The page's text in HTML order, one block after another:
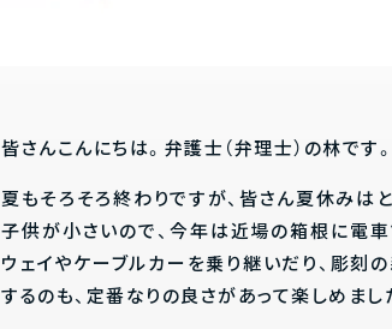
皆さんこんにちは。弁護士（弁理士）の林です。
夏もそろそろ終わりですが、皆さん夏休みは
子供が小さいので、今年は近場の箱根に電車
ウェイやケーブルカーを乗り継いだり、彫刻
するのも、定番なりの良さがあって楽しめまし